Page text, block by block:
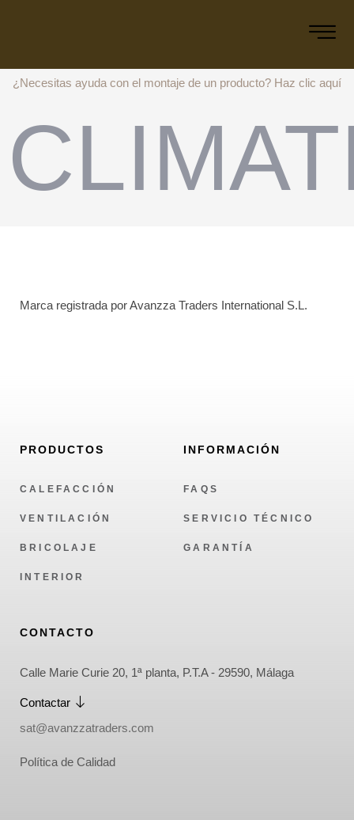
¿Necesitas ayuda con el montaje de un producto? Haz clic aquí
Marca registrada por Avanzza Traders International S.L.
PRODUCTOS
CALEFACCIÓN
VENTILACIÓN
BRICOLAJE
INTERIOR
INFORMACIÓN
FAQS
SERVICIO TÉCNICO
GARANTÍA
CONTACTO
Calle Marie Curie 20, 1ª planta, P.T.A - 29590, Málaga
Contactar
sat@avanzzatraders.com
Política de Calidad